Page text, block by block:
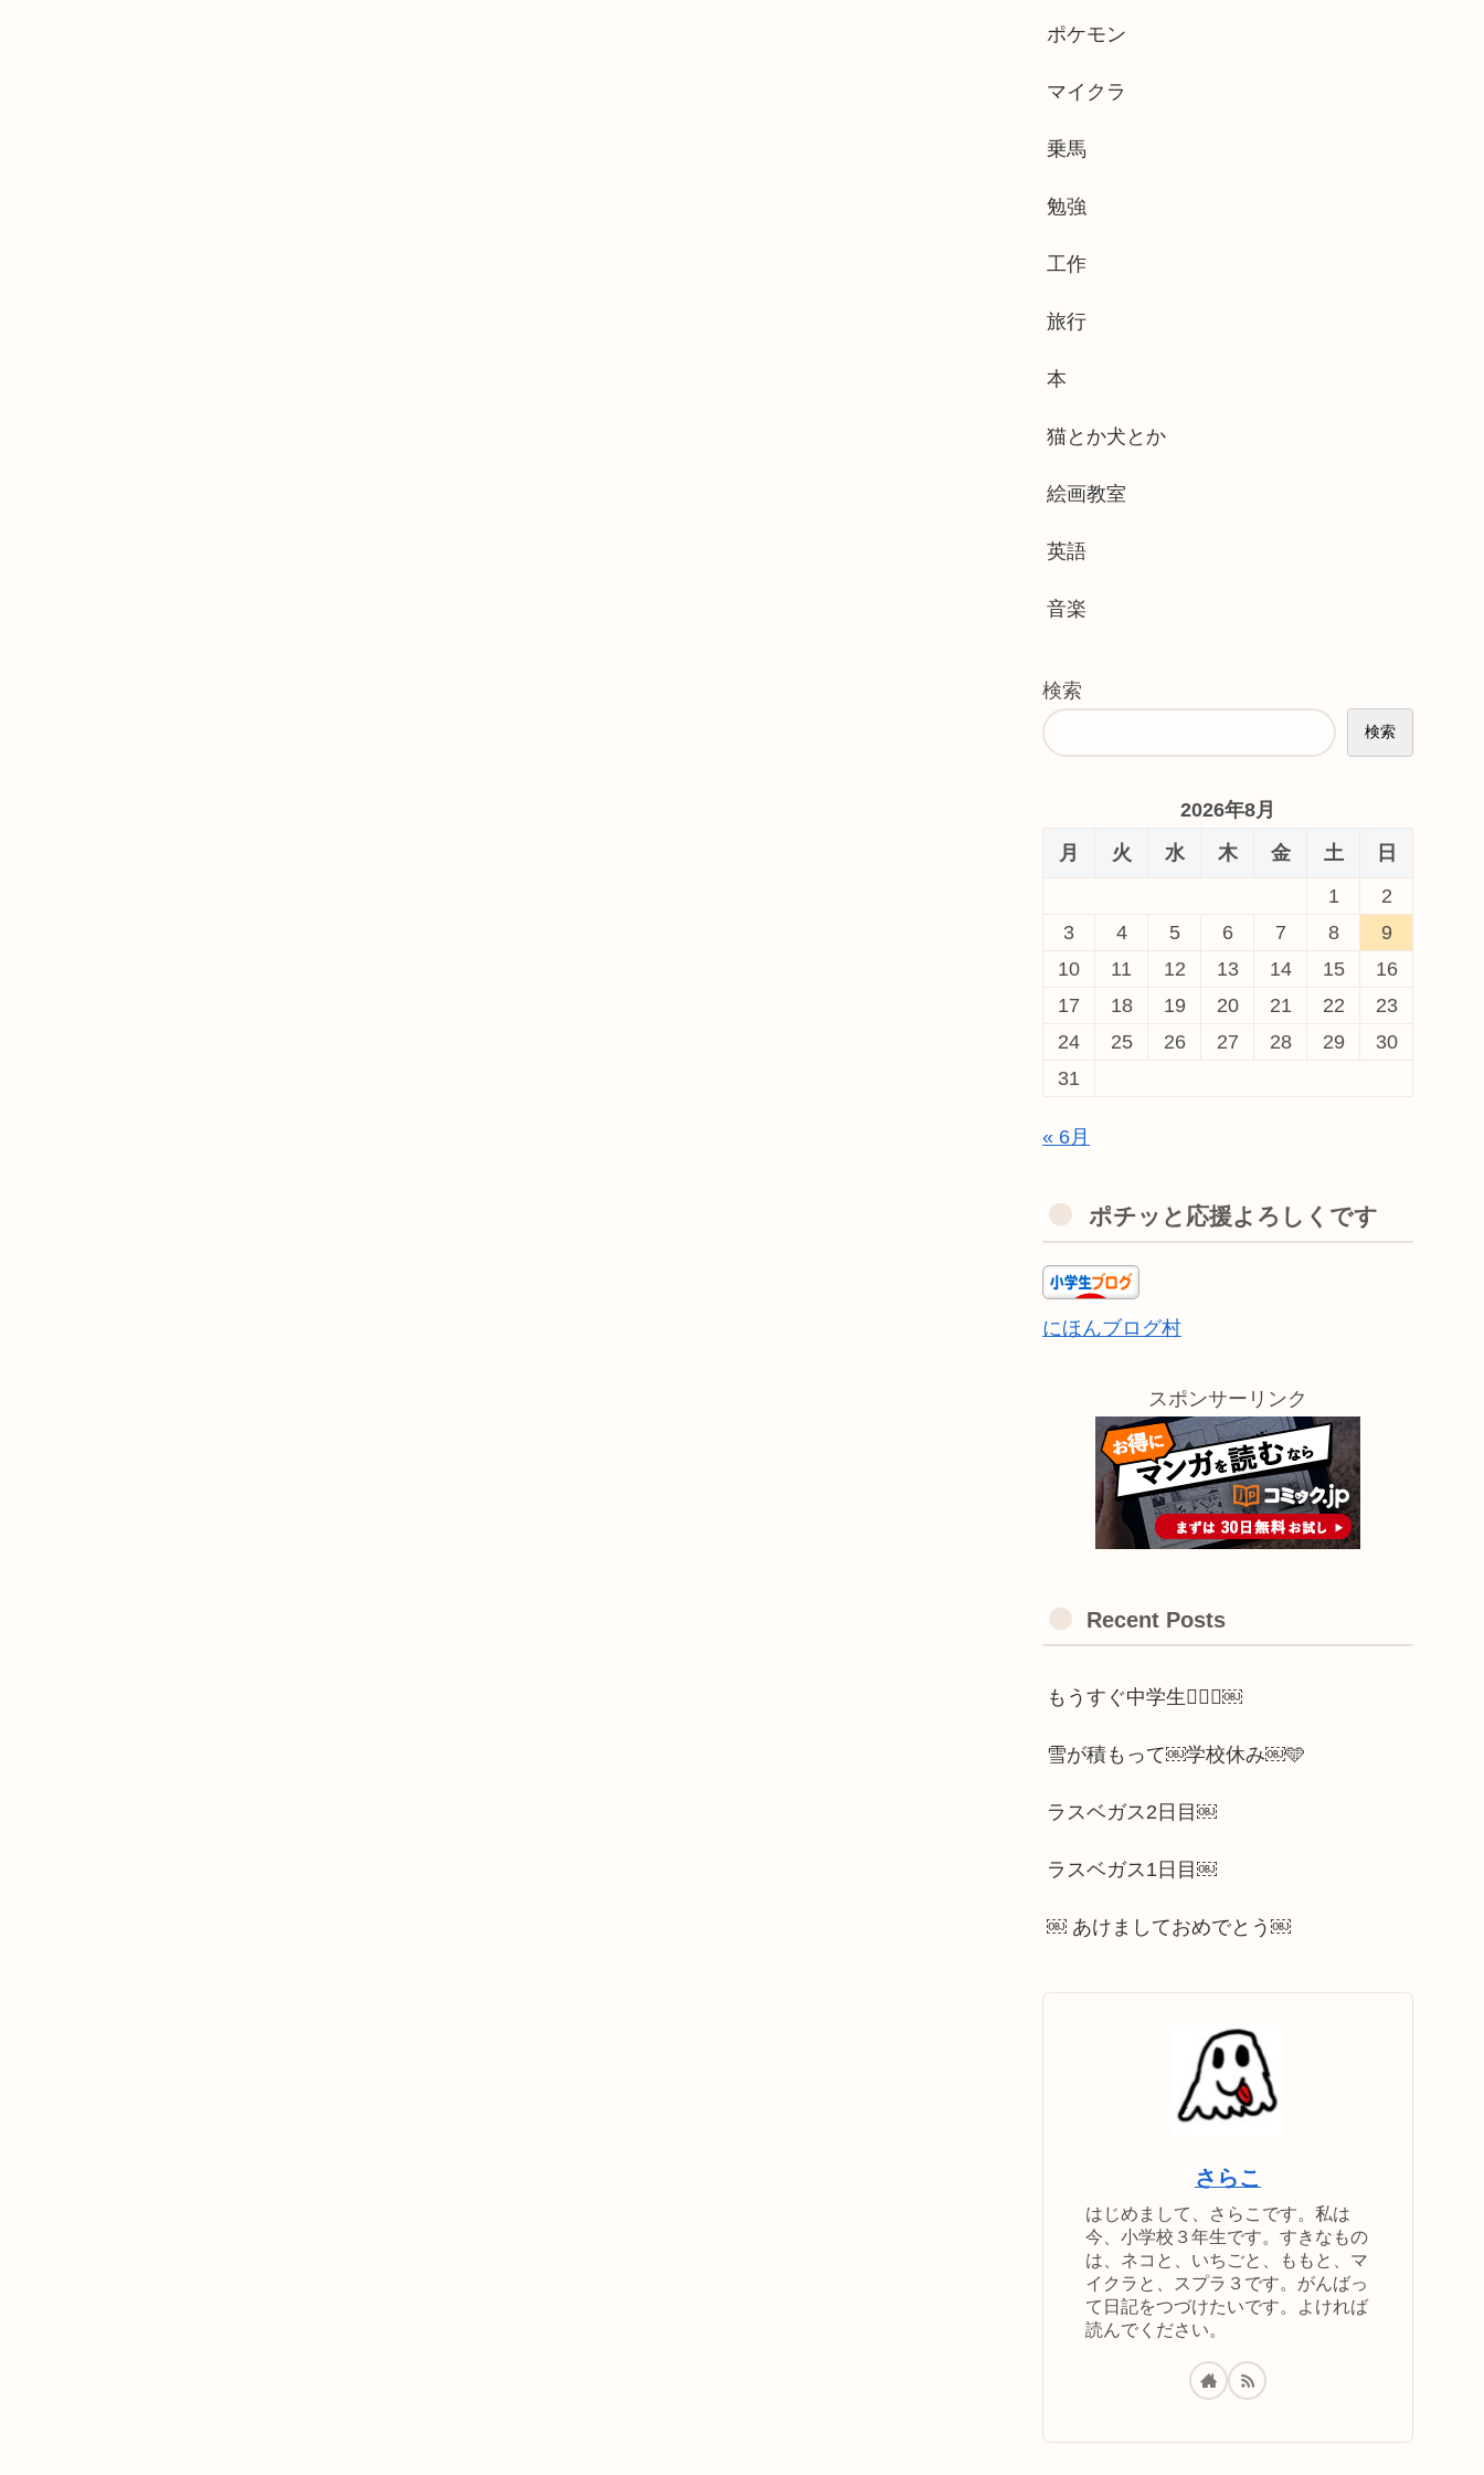
ポケモン
マイクラ
乗馬
勉強
工作
旅行
本
猫とか犬とか
絵画教室
英語
音楽
検索
検索
2026年8月
月
火 水 木 金 土
日
1
2
3
4 5 6 7 8
9
10
11 12 13 14 15
16
17
18 19 20 21 22
23
24
25 26 27 28 29
30
31
« 6月
ポチッと応援よろしくです
にほんブログ村
スポンサーリンク
Recent Posts
もうすぐ中学生🫪🫪🫪￼
雪が積もって￼学校休み￼🩵
ラスベガス2日目￼
ラスベガス1日目￼
￼ あけましておめでとう￼
さらこ
はじめまして、さらこです。私は
今、小学校３年生です。すきなもの
は、ネコと、いちごと、ももと、マ
イクラと、スプラ３です。がんばっ
て日記をつづけたいです。よければ
読んでください。